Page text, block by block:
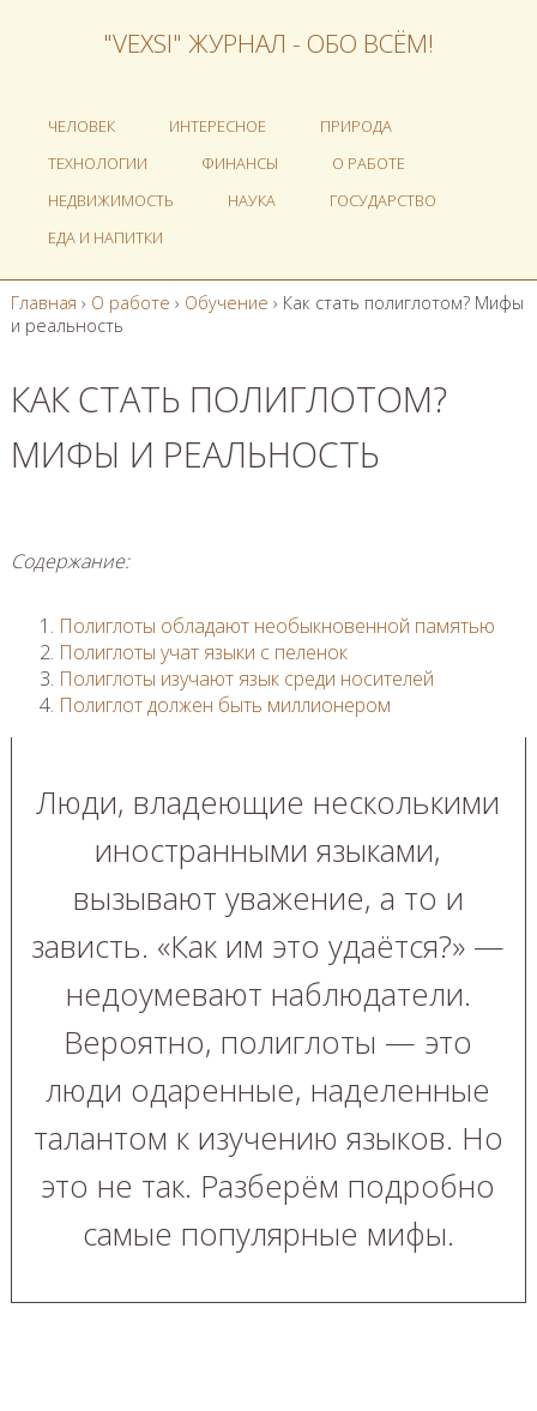
"VEXSI" ЖУРНАЛ - ОБО ВСЁМ!
ЧЕЛОВЕК ИНТЕРЕСНОЕ
ПРИРОДА
ТЕХНОЛОГИИ
ФИНАНСЫ
О РАБОТЕ
НЕДВИЖИМОСТЬ
НАУКА
ГОСУДАРСТВО
ЕДА И НАПИТКИ
Главная › О работе › Обучение › Как стать полиглотом? Мифы
и реальность
КАК СТАТЬ ПОЛИГЛОТОМ?
МИФЫ И РЕАЛЬНОСТЬ
Содержание:
Полиглоты обладают необыкновенной памятью
Полиглоты учат языки с пеленок
Полиглоты изучают язык среди носителей
Полиглот должен быть миллионером
Люди, владеющие несколькими
иностранными языками,
вызывают уважение, а то и
зависть. «Как им это удаётся?» —
недоумевают наблюдатели.
Вероятно, полиглоты — это
люди одаренные, наделенные
талантом к изучению языков. Но
это не так. Разберём подробно
самые популярные мифы.